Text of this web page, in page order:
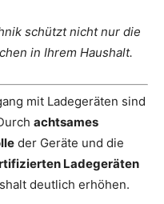
schützt nicht nur die
in Ihrem Haushalt.
mit Ladegeräten sind
achtsames
der Geräte und die
Ladegeräten
deutlich erhöhen.